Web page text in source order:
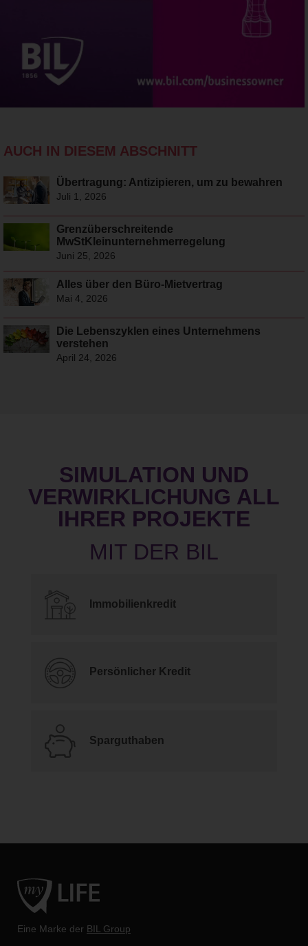
AUCH IN DIESEM ABSCHNITT
Übertragung: Antizipieren, um zu bewahren
Juli 1, 2026
Grenzüberschreitende
MwStKleinunternehmerregelung
Juni 25, 2026
Alles über den Büro-Mietvertrag
Mai 4, 2026
Die Lebenszyklen eines Unternehmens
verstehen
April 24, 2026
SIMULATION UND
VERWIRKLICHUNG ALL
IHRER PROJEKTE
Immobilienkredit
Persönlicher Kredit
Sparguthaben
Eine Marke der BIL Group